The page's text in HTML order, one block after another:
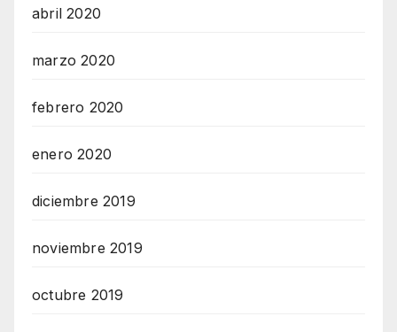
abril 2020
marzo 2020
febrero 2020
enero 2020
diciembre 2019
noviembre 2019
octubre 2019